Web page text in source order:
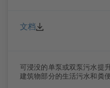
文档
可浸没的单泵或双泵污水提
建筑物部分的生活污水和粪便